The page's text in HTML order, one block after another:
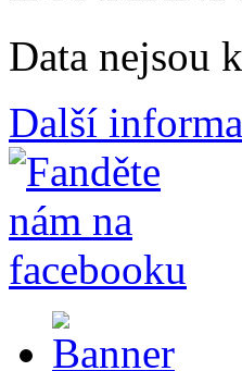
Data nejsou
Další